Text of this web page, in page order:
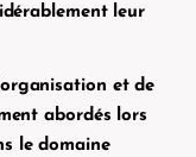
leur
et de
abordés lors
le domaine